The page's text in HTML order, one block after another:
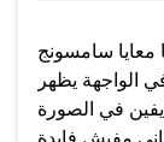
الواجهة يظهر
في الصورة